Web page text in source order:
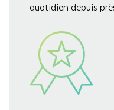
quotidien depuis